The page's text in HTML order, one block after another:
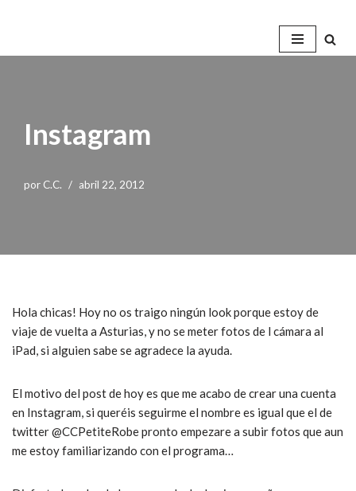
Instagram
por C.C. abril 22, 2012
Hola chicas! Hoy no os traigo ningún look porque estoy de
viaje de vuelta a Asturias, y no se meter fotos de l cámara al
iPad, si alguien sabe se agradece la ayuda.
El motivo del post de hoy es que me acabo de crear una cuenta
en Instagram, si queréis seguirme el nombre es igual que el de
twitter @CCPetiteRobe pronto empezare a subir fotos que aun
me estoy familiarizando con el programa…